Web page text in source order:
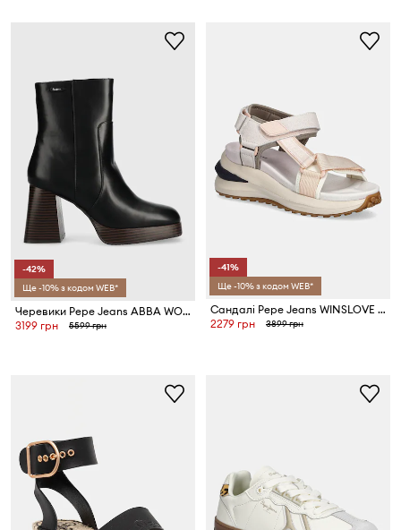
-42%
Ще -10% з кодом WEB*
Черевики Pepe Jeans ABBA WOOD
3199 грн
5599 грн
-41%
Ще -10% з кодом WEB*
Сандалі Pepe Jeans WINSLOVE SPORT
2279 грн
3899 грн